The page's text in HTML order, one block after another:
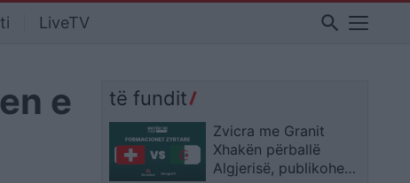
LiveTV search
e
të fundit
Zvicra me Granit
Xhakën përballë
Algjerisë, publikohen